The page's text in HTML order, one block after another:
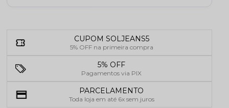
CUPOM SOLJEANS5
5% OFF na primeira compra
5% OFF
Pagamentos via PIX
PARCELAMENTO
Toda loja em até 6x sem juros